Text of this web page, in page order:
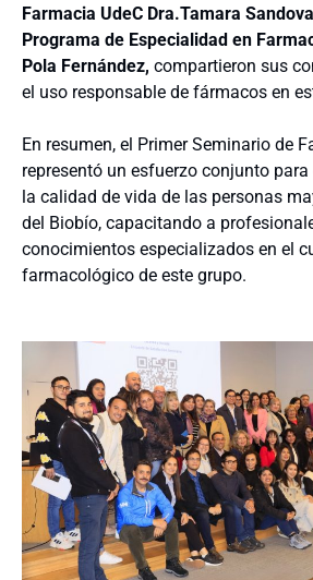
Farmacia UdeC Dra.Tamara
Programa de Especialidad en
Pola Fernández, compartieron sus
el uso responsable de fármacos en
En resumen, el Primer Seminario de
representó un esfuerzo conjunto
la calidad de vida de las personas
del Biobío, capacitando a
conocimientos especializados en el
farmacológico de este grupo.